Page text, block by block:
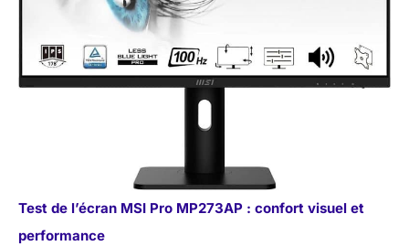
Test de l’écran MSI Pro MP273AP : confort visuel et
performance